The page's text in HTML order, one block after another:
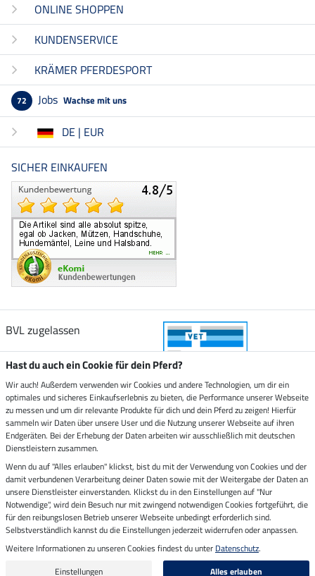
ONLINE SHOPPEN
KUNDENSERVICE
KRÄMER PFERDESPORT
72 Jobs Wachse mit uns
DE | EUR
SICHER EINKAUFEN
BVL zugelassen
Zustellung durch
Sicher bezahlen mit
Rechnung Vorkasse
Impressum
Letzte Aktualisierung am 08.08.2026 um 14:33
Alle Preise in Euro inkl. MwSt. zzgl.
Versandkosten
Hast du auch ein Cookie für dein Pferd?
Wir auch! Außerdem verwenden wir Cookies und andere Technologien, um dir ein
optimales und sicheres Einkaufserlebnis zu bieten, die Performance unserer Webseite
zu messen und um dir relevante Produkte für dich und dein Pferd zu zeigen! Hierfür
sammeln wir Daten über unsere User und die Nutzung unserer Webseite auf ihren
Endgeräten. Bei der Erhebung der Daten arbeiten wir ausschließlich mit deutschen
Dienstleistern zusammen.
Wenn du auf "Alles erlauben" klickst, bist du mit der Verwendung von Cookies und der
damit verbundenen Verarbeitung deiner Daten sowie mit der Weitergabe der Daten an
unsere Dienstleister einverstanden. Klickst du in den Einstellungen auf "Nur
Notwendige", wird dein Besuch nur mit zwingend notwendigen Cookies fortgeführt, die
für den reibungslosen Betrieb unserer Webseite unbedingt erforderlich sind.
Selbstverständlich kannst du die Einstellungen jederzeit widerrufen oder anpassen.
Weitere Informationen zu unseren Cookies findest du unter Datenschutz.
Einstellungen
Alles erlauben